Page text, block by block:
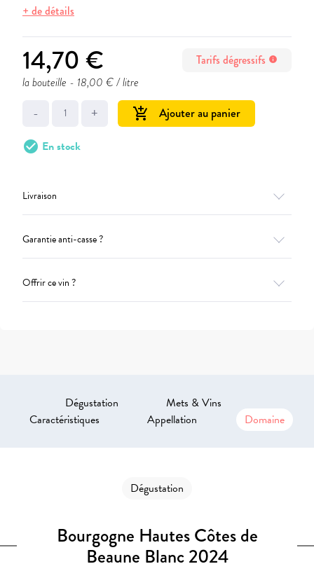
+ de détails
14,70 € Tarifs dégressifs info
la bouteille - 18,00 € / litre
- + add_shopping_cart Ajouter au panier
check_circle En stock
Livraison
Garantie anti-casse ?
Offrir ce vin ?
Dégustation
Mets & Vins
Caractéristiques
Appellation Domaine
Dégustation
Bourgogne Hautes Côtes de
Beaune Blanc 2024